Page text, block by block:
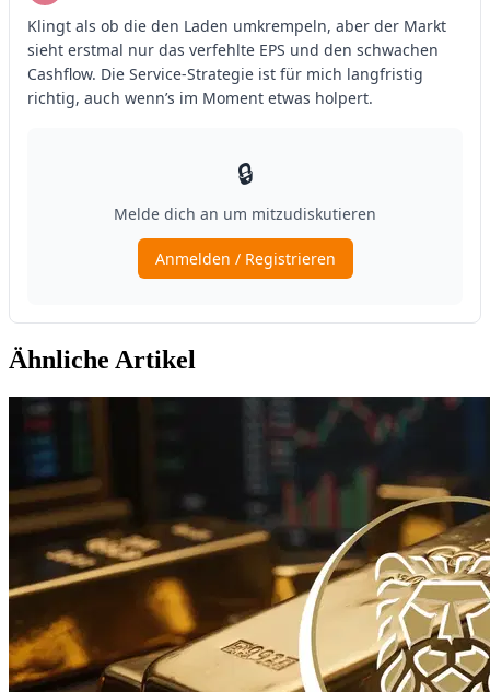
Ähnliche Artikel